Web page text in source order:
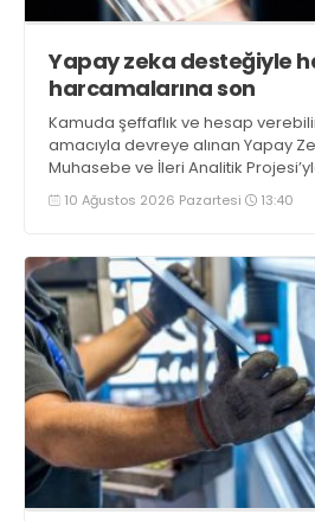
Yapay zeka desteğiyle
harcamalarına son
Kamuda şeffaflık ve hesap
amacıyla devreye alınan Yapay
Muhasebe ve İleri Analitik
milyar liranın üzerinde verimsizlik
harcaması tespit edildi
10 Ağustos 2026 Pazartesi 13:40